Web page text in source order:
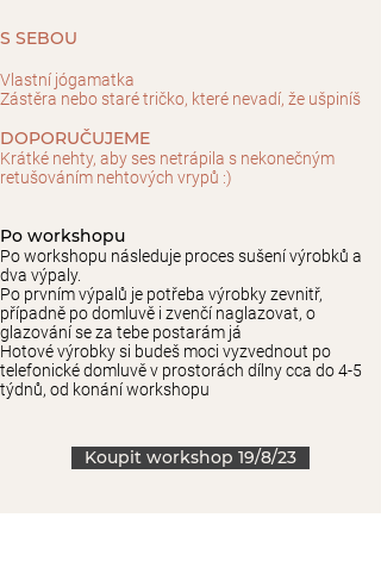
S SEBOU
Vlastní jógamatka
Zástěra nebo staré tričko, které nevadí, že ušpiníš
DOPORUČUJEME
Krátké nehty, aby ses netrápila s nekonečným
retušováním nehtových vrypů :)
Po workshopu
Po workshopu následuje proces sušení výrobků a
dva výpaly.
Po prvním výpalů je potřeba výrobky zevnitř,
případně po domluvě i zvenčí naglazovat, o
glazování se za tebe postarám já
Hotové výrobky si budeš moci vyzvednout po
telefonické domluvě v prostorách dílny cca do 4-5
týdnů, od konání workshopu
Koupit workshop 19/8/23